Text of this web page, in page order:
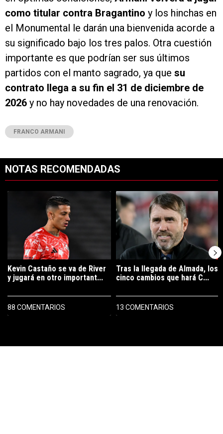
como titular contra Bragantino y los hinchas en
el Monumental le darán una bienvenida acorde a
su significado bajo los tres palos. Otra cuestión
importante es que podrían ser sus últimos
partidos con el manto sagrado, ya que su
contrato llega a su fin el 31 de diciembre de
2026 y no hay novedades de una renovación.
FRANCO ARMANI
NOTAS RECOMENDADAS
Un artículo de tendencia con el título "Kevin Castaño se va de
Kevin Castaño se va de River
y jugará en otro important...
88 COMENTARIOS
Un artículo de tendencia con el
Tras la llegada de Almada, los
cinco cambios que hará C...
13 COMENTARIOS